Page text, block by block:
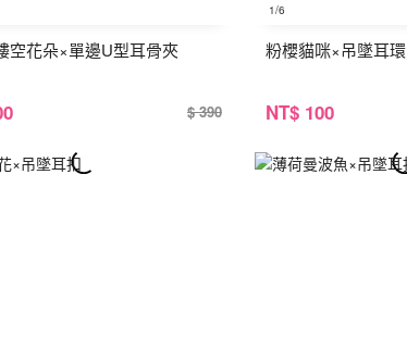
空花朵×單邊U型耳骨夾
$ 390
1/6
粉櫻貓咪×吊墜耳環
NT$ 100